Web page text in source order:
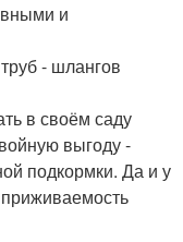
и
- шлангов
в своём саду
выгоду -
подкормки. Да и у